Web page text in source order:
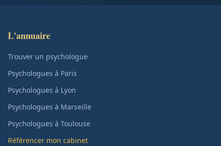
L'annuaire
Trouver un psychologue
Psychologues à Paris
Psychologues à Lyon
Psychologues à Marseille
Psychologues à Toulouse
Référencer mon cabinet